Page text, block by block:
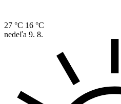
27 °C 16 °C
nedeľa 9. 8.